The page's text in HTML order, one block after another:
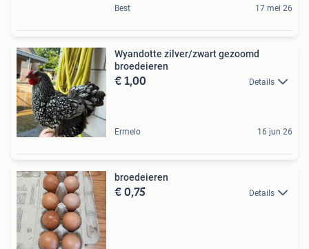
Best 17 mei 26
Wyandotte zilver/zwart gezoomd
broedeieren
€ 1,00 Details
Ermelo 16 jun 26
broedeieren
€ 0,75 Details